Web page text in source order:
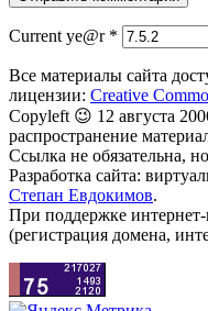
Current ye@r *
Все материалы сайта
лицензии: Creative
Copyleft 😉 12 августа
распространение
Ссылка не обязательна,
Разработка сайта:
Степан Евдокимов.
При поддержке интернет-
(регистрация домена,